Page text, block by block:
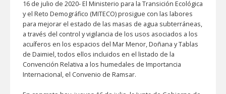
16 de julio de 2020- El Ministerio para la Transición Ecológica
y el Reto Demográfico (MITECO) prosigue con las labores
para mejorar el estado de las masas de agua subterráneas,
a través del control y vigilancia de los usos asociados a los
acuíferos en los espacios del Mar Menor, Doñana y Tablas
de Daimiel, todos ellos incluidos en el listado de la
Convención Relativa a los humedales de Importancia
Internacional, el Convenio de Ramsar.